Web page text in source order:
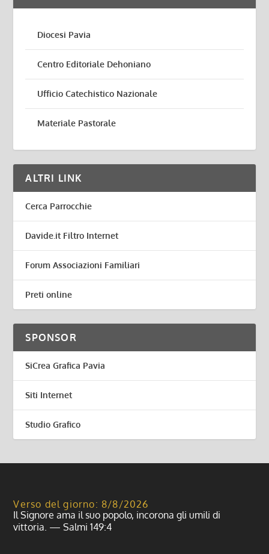
Diocesi Pavia
Centro Editoriale Dehoniano
Ufficio Catechistico Nazionale
Materiale Pastorale
ALTRI LINK
Cerca Parrocchie
Davide.it Filtro Internet
Forum Associazioni Familiari
Preti online
SPONSOR
SiCrea Grafica Pavia
Siti Internet
Studio Grafico
Verso del giorno: 8/8/2026
Il Signore ama il suo popolo, incorona gli umili di
vittoria. — Salmi 149:4